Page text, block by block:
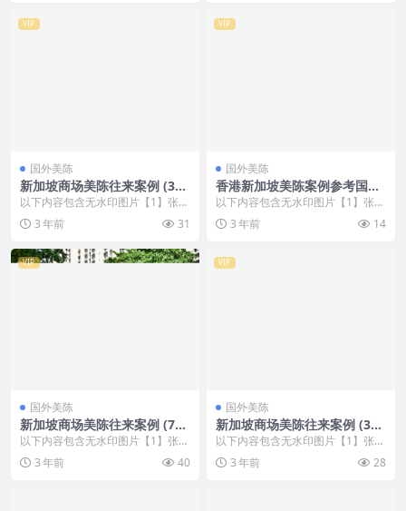
VIP
国外美陈
新加坡商场美陈往来案例 (351
5)郑州市好的美陈方案
以下内容包含无水印图片【1】张
，开通会员无障碍浏览 开通VIP会
员 3 年前 31
VIP
国外美陈
香港新加坡美陈案例参考国外
美陈 (284)昆明市美陈公司排
名
以下内容包含无水印图片【1】张
，开通会员无障碍浏览 开通VIP会
员 3 年前 14
VIP
国外美陈
新加坡商场美陈往来案例 (75
4)济南市过道美陈
以下内容包含无水印图片【1】张
，开通会员无障碍浏览 开通VIP会
员 3 年前 40
VIP
国外美陈
新加坡商场美陈往来案例 (327
8)淄博市美陈巴巴
以下内容包含无水印图片【1】张
，开通会员无障碍浏览 开通VIP会
员 3 年前 28